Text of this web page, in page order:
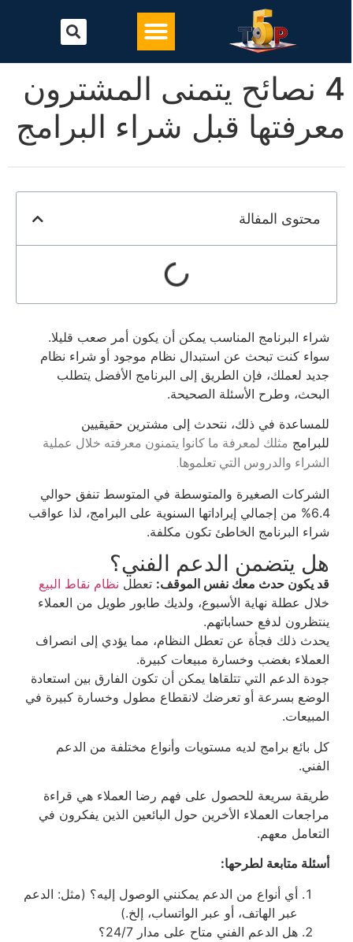
4 نصائح يتمنى المشترون
معرفتها قبل شراء البرامج
محتوى المفالة
شراء البرنامج المناسب يمكن أن يكون أمر صعب قليلا.
سواء كنت تبحث عن استبدال نظام موجود أو شراء نظام
جديد لعملك، فإن الطريق إلى البرنامج الأفضل يتطلب
البحث، وطرح الأسئلة الصحيحة.
للمساعدة في ذلك، نتحدث إلى مشترين حقيقيين
للبرامج مثلك لمعرفة ما كانوا يتمنون معرفته خلال عملية
الشراء والدروس التي تعلموها.
الشركات الصغيرة والمتوسطة في المتوسط تنفق حوالي
6.4% من إجمالي إيراداتها السنوية على البرامج، لذا عواقب
شراء البرنامج الخاطئ تكون مكلفة.
هل يتضمن الدعم الفني؟
قد يكون حدث معك نفس الموقف:تعطلنظام نقاط البيع
خلال عطلة نهاية الأسبوع، ولديك طابور طويل من العملاء
ينتظرون لدفع حساباتهم.
يحدث ذلك فجأة عن تعطل النظام، مما يؤدي إلى انصراف
العملاء بغضب وخسارة مبيعات كبيرة.
جودة الدعم التي تتلقاها يمكن أن تكون الفارق بين استعادة
الوضع بسرعة أو تعرضك لانقطاع مطول وخسارة كبيرة في
المبيعات.
كل بائع برامج لديه مستويات وأنواع مختلفة من الدعم
الفني.
طريقة سريعة للحصول على فهم رضا العملاء هي قراءة
مراجعات العملاء الأخرين حول البائعين الذين يفكرون في
التعامل معهم.
أسئلة متابعة لطرحها:
أي أنواع من الدعم يمكنني الوصول إليه؟ (مثل: الدعم
عبر الهاتف، أو عبر الواتساب، إلخ.)
هل الدعم الفني متاح على مدار 24/7؟